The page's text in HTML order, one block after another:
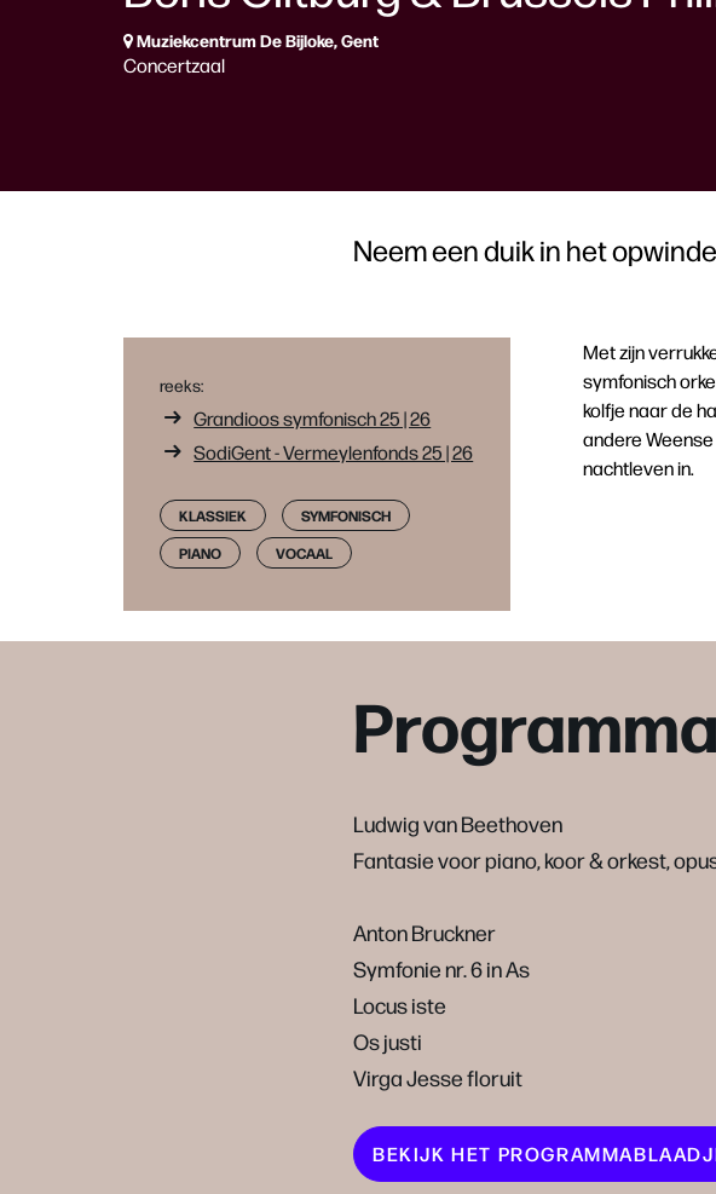
Muziekcentrum De Bijloke, Gent
Concertzaal
Neem een duik in het
Met zijn
symfonisch
kolfje naar de
andere
nachtleven in.
reeks:
Grandioos symfonisch 25 | 26
SodiGent - Vermeylenfonds 25 | 26
KLASSIEK
SYMFONISCH
PIANO
VOCAAL
Programma
Ludwig van Beethoven
Fantasie voor piano, koor & orkest,
Anton Bruckner
Symfonie nr. 6 in As
Locus iste
Os justi
Virga Jesse floruit
BEKIJK HET